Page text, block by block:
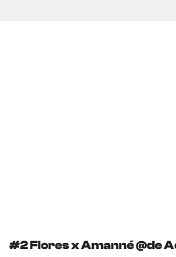
#2 Flores x Amanné @de